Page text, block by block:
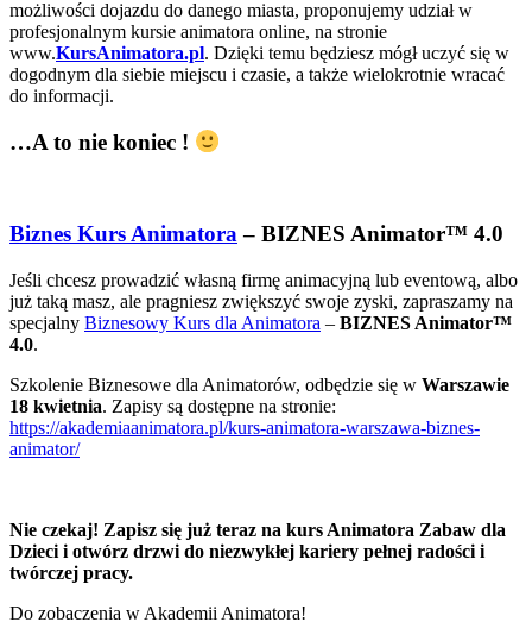
możliwości dojazdu do danego miasta, proponujemy udział w
profesjonalnym kursie animatora online, na stronie
www.KursAnimatora.pl. Dzięki temu będziesz mógł uczyć się w
dogodnym dla siebie miejscu i czasie, a także wielokrotnie wracać
do informacji.
…A to nie koniec !
Biznes Kurs Animatora– BIZNES Animator™ 4.0
Jeśli chcesz prowadzić własną firmę animacyjną lub eventową, albo
już taką masz, ale pragniesz zwiększyć swoje zyski, zapraszamy na
specjalny Biznesowy Kurs dla Animatora – BIZNES Animator™
4.0.
Szkolenie Biznesowe dla Animatorów, odbędzie się w Warszawie
18 kwietnia. Zapisy są dostępne na stronie:
https://akademiaanimatora.pl/kurs-animatora-warszawa-biznes-
animator/
Nie czekaj! Zapisz się już teraz na kurs Animatora Zabaw dla
Dzieci i otwórz drzwi do niezwykłej kariery pełnej radości i
twórczej pracy.
Do zobaczenia w Akademii Animatora!